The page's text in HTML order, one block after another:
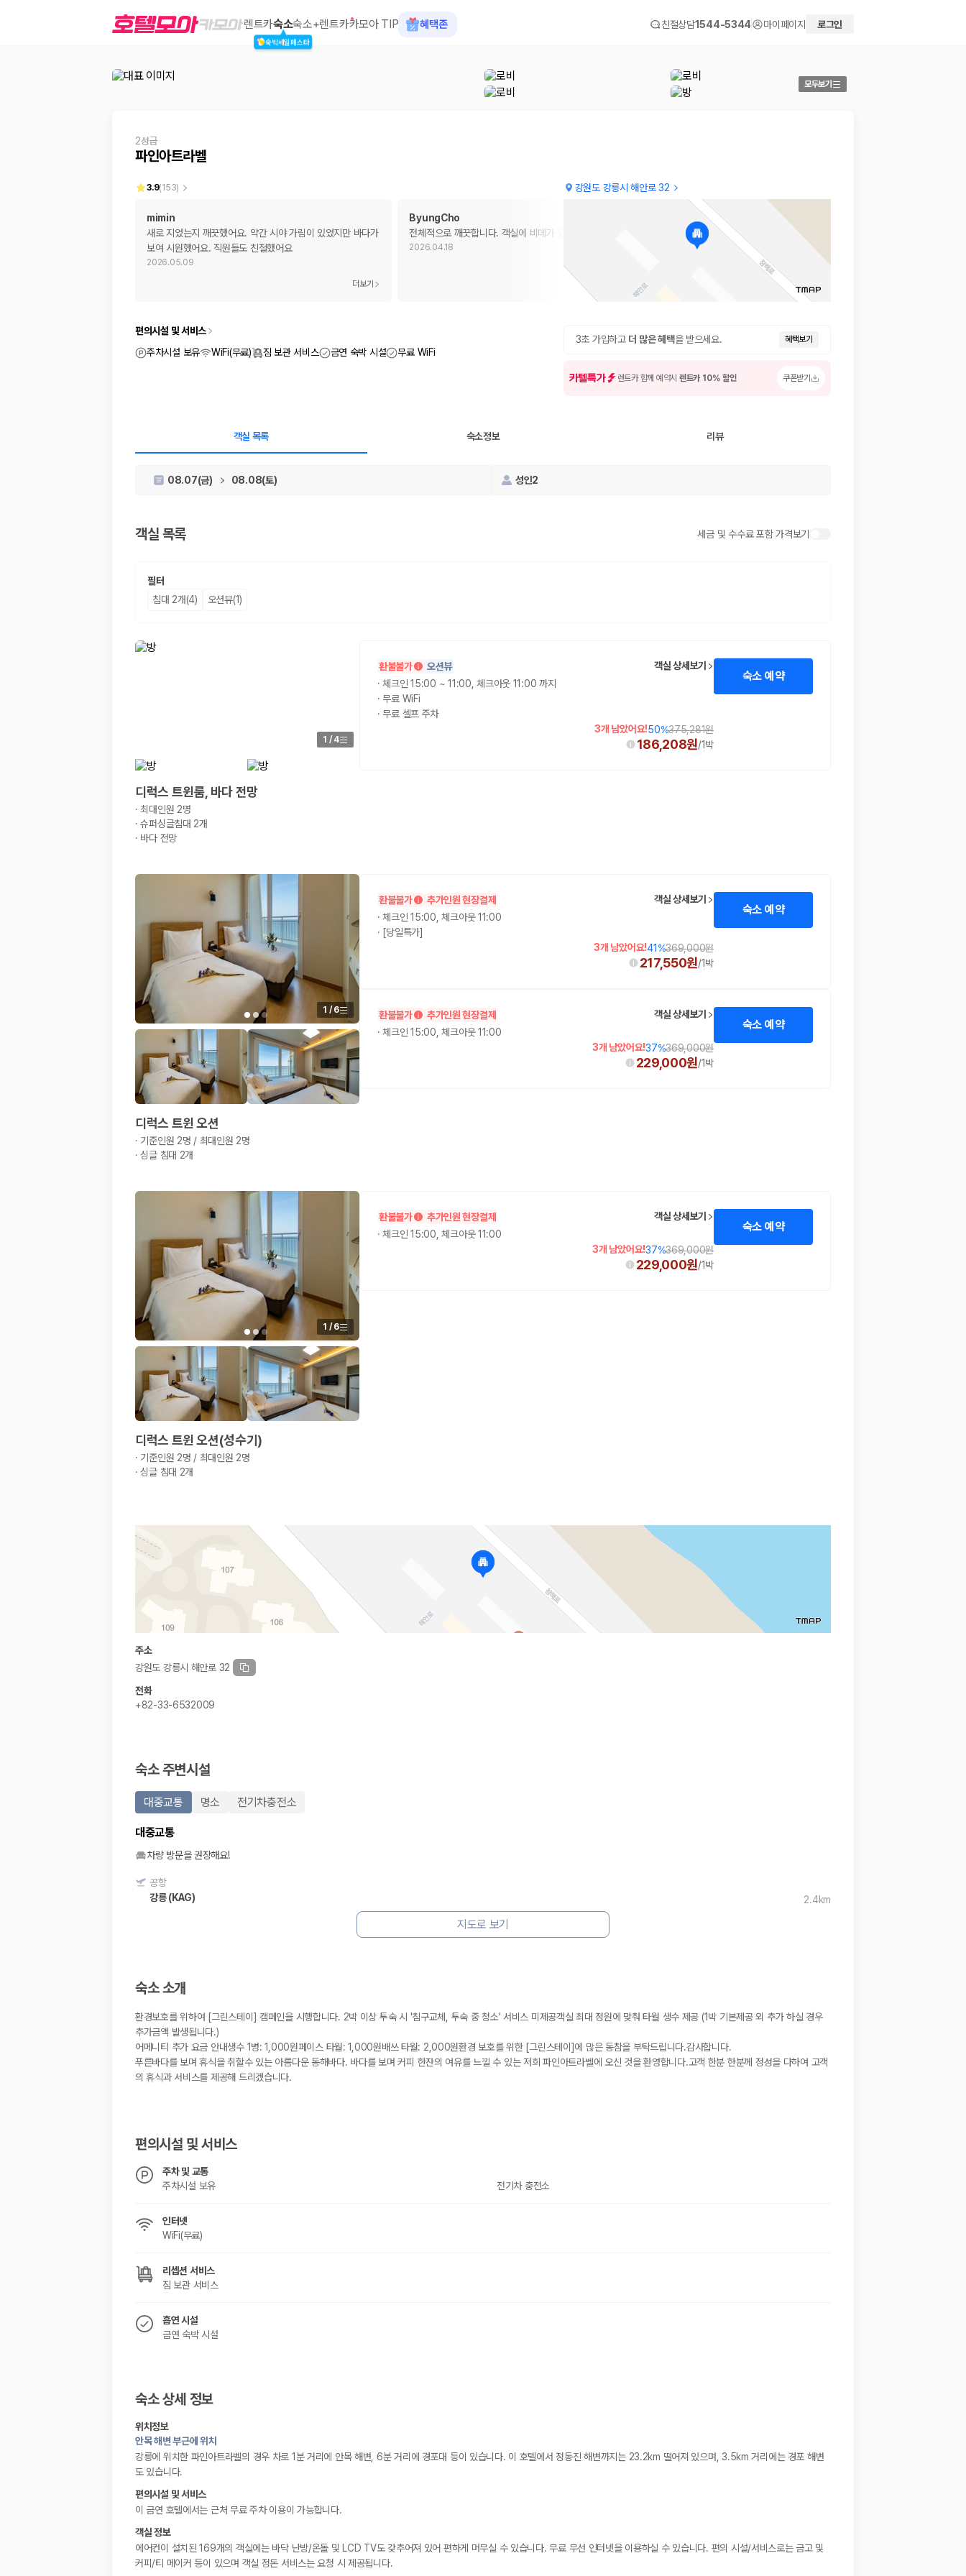
파인아트라벨
제주렌트카 가격비교는 카모아에서 한 번에
제주도 렌트카는 업체마다 차량 가격, 보험 조건, 면책금, 보상 한도, 인수 장소, 취소 규정이 다릅니다. 카모아는 여러 제주 렌트카 업체의 조건을 한 화면에서 비교해 사용자가 자신의 일정과 예산에 맞는 차량을 선택할 수 있도
경차, 소형, 준중형, 중형, SUV, 승합차 등 여행 인원에 맞는 차종별 가격을 비교합니다.
일반자차, 완전자차, 슈퍼자차의 면책금과 보상 한도를 비교합니다.
제주공항 인수 조건 비교:셔틀 이동, 인수 위치, 반납 편의성을 함께 확인합니다.
1. 단순 최저가가 아니라 실제 결제 조건을 비교하세요
제주렌트카 최저가는 차량 기본요금만으로 판단하기 어렵습니다. 보험 포함 여부, 면책금, 보상 한도, 옵션 비용, 취소 수수료를 함께 확인해야 실제로 저렴한 차량을 고를 수 있습니다.
완전자차와 슈퍼자차는 업체별 보장 범위가 다를 수 있습니다. 카모아에서는 제주 렌트카 가격과 함께 보험 조건을 비교해 여행 스타일에 맞는 보장 수준을 선택할 수 있습니다.
제주 렌트카는 차량 인수 위치와 셔틀 편의성에 따라 실제 이용 만족도가 달라집니다. 공항에서 렌트카 사무실까지의 이동 조건을 가격과 함께 비교하는 것이 좋습니다.
혼자 또는 2인 여행에 적합하며 제주 렌트카 최저가를 찾는 사용자가 가장 먼저 비교하는 차종입니다.
가족 여행, 짐이 많은 여행, 장거리 이동에 적합하며 보험 조건과 차량 연식을 함께 비교하는 것이 좋습니다.
단체 여행이나 4인 이상 가족 여행에 적합하며 인원수, 짐 공간, 보험 조건을 함께 확인해야 합니다.
제주렌트카 보험까지 비교해야 진짜 가격비교입니다
동일한 차량이라도 보험 조건에 따라 실제 부담 금액이 달라질 수 있습니다. 카모아는 제주 렌트카 가격뿐 아니라 일반자차, 완전자차, 슈퍼자차 조건을 함께 확인할 수 있도록 돕습니다.
사고 발생 시 일정 금액의 면책금이 발생할 수 있습니다.
더 높은 보장 조건을 원하는 사용자에게 적합합니다.
2000만 고객이 선택한 렌트카 가격비교 플랫폼
카모아는 제주렌트카부터 국내·해외 렌트카까지 비교할 수 있는 렌트카 가격비교 플랫폼입니다.
제주렌트카 가격비교 자주 묻는 질문
Q. 제주렌트카 가격비교는 카모아에서 어떻게 하나요?
A. 대여일, 반납일, 인수 지역을 선택하면 제주도 렌트카 업체별 가격, 차종, 보험 조건, 예약 가능 차량을 한 번에 비교할 수 있습니다.
Q. 제주 렌트카 최저가는 무엇을 기준으로 비교해야 하나요?
Q. 제주공항 근처 렌트카도 비교할 수 있나요?
제주렌트카 가격비교 주요 링크
제주도 렌트카 실시간 최저가 가격비교
렌트카숙소
숙박세일페스타
숙소+렌트카카모아 TIP 혜택존 친절상담1544-5344 마이페이지 로그인
모두보기
2성급
파인아트라벨
강원도 강릉시 해안로 32
3.9(153)
mimin
새로 지었는지 깨끗했어요. 약간 시야 가림이 있었지만 바다가
보여 시원했어요. 직원들도 친절했어요
2026.05.09
더보기
ByungCho
전체적으로 깨끗합니다. 객실에 비데가 없습니다.
2026.04.18
NAM SUN
바다전망^^
2026.04.10
3초 가입하고 더 많은 혜택을 받으세요. 혜택보기
카텔특가 렌트카 함께 예약시 렌트카 10% 할인 쿠폰받기
편의시설 및 서비스
주차시설 보유
WiFi(무료) 짐 보관 서비스 금연 숙박 시설 무료 WiFi
객실 목록 숙소정보 리뷰
08.07(금) 08.08(토) 성인2
객실 목록 세금 및 수수료 포함 가격보기
필터
침대 2개(4)
오션뷰(1)
1 / 4
디럭스 트윈룸, 바다 전망
·최대인원 2명
·슈퍼싱글침대 2개
· 바다 전망
환불불가 오션뷰
객실 상세보기
·체크인 15:00 ~ 11:00, 체크아웃 11:00 까지
· 무료 WiFi
· 무료 셀프 주차
3개 남았어요!50%375,281원
186,208원/1박
숙소 예약
1 / 6
디럭스 트윈 오션
· 기준인원 2명 / 최대인원 2명
·싱글 침대 2개
환불불가 추가인원 현장결제
객실 상세보기
·체크인 15:00, 체크아웃 11:00
· [당일특가]
3개 남았어요!41 %369,000원
217,550원/1박
숙소 예약
환불불가 추가인원 현장결제
객실 상세보기
·체크인 15:00, 체크아웃 11:00
3개 남았어요!37%369,000원
229,000원/1박
숙소 예약
1 / 6
디럭스 트윈 오션(성수기)
· 기준인원 2명 / 최대인원 2명
·싱글 침대 2개
환불불가 추가인원 현장결제
객실 상세보기
·체크인 15:00, 체크아웃 11:00
3개 남았어요!37%369,000원
229,000원/1박
숙소 예약
주소
강원도 강릉시 해안로 32
전화
+82-33-6532009
숙소 주변시설
대중교통 명소 전기차충전소
대중교통
차량 방문을 권장해요!
공항
강릉 (KAG)
2.4km
지도로 보기
숙소 소개
환경보호를 위하여 [그린스테이] 캠페인을 시행합니다. 2박 이상 투숙 시 '침구교체, 투숙 중 청소' 서비스 미제공객실 최대 정원에 맞춰 타월 생수 제공 (1박 기본제공 외 추가 하실 경우
추가금액 발생됩니다.)
어메니티 추가 요금 안내생수 1병: 1,000원페이스 타월: 1,000원배쓰 타월: 2,000원환경 보호를 위한 [그린스테이]에 많은 동참을 부탁드립니다.감사합니다.
푸른바다를 보며 휴식을 취할수 있는 아름다운 동해바다. 바다를 보며 커피 한잔의 여유를 느낄 수 있는 저희 파인아트라벨에 오신 것을 환영합니다.고객 한분 한분께 정성을 다하여 고객
의 휴식과 서비스를 제공해 드리겠습니다.
편의시설 및 서비스
주차 및 교통
주차시설 보유
전기차 충전소
인터넷
WiFi(무료)
리셉션 서비스
짐 보관 서비스
흡연 시설
금연 숙박 시설
숙소 상세 정보
위치정보
안목 해변 부근에 위치
강릉에 위치한 파인아트라벨의 경우 차로 1분 거리에 안목 해변, 6분 거리에 경포대 등이 있습니다. 이 호텔에서 정동진 해변까지는 23.2km 떨어져 있으며, 3.5km 거리에는 경포 해변
도 있습니다.
편의시설 및 서비스
이 금연 호텔에서는 근처 무료 주차 이용이 가능합니다.
객실 정보
에어컨이 설치된 169개의 객실에는 바닥 난방/온돌 및 LCD TV도 갖추어져 있어 편하게 머무실 수 있습니다. 무료 무선 인터넷을 이용하실 수 있습니다. 편의 시설/서비스로는 금고 및
커피/티 메이커 등이 있으며 객실 정돈 서비스는 요청 시 제공됩니다.